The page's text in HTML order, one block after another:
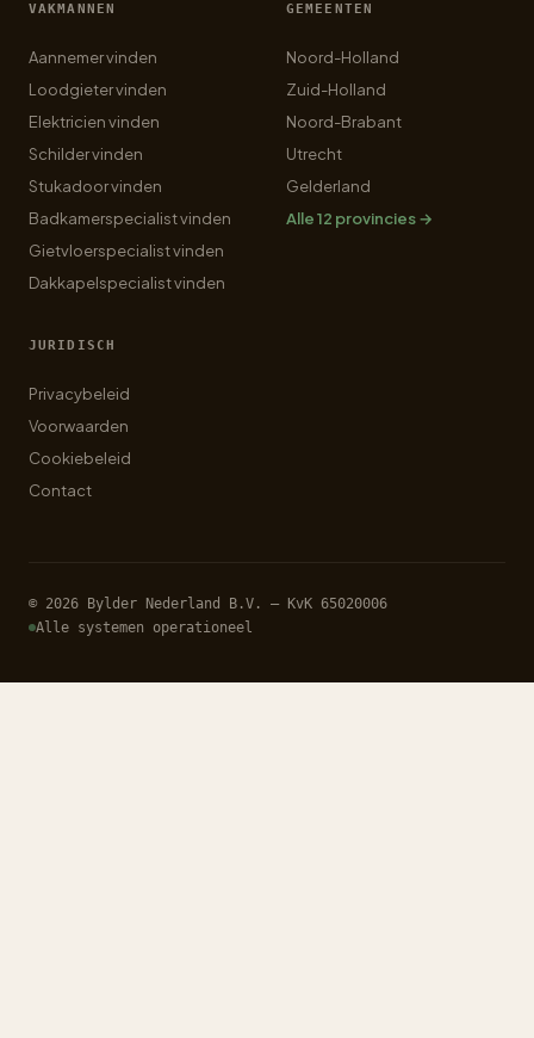
VAKMANNEN
Aannemer vinden
Loodgieter vinden
Elektricien vinden
Schilder vinden
Stukadoor vinden
Badkamerspecialist vinden
Gietvloerspecialist vinden
Dakkapelspecialist vinden
GEMEENTEN
Noord-Holland
Zuid-Holland
Noord-Brabant
Utrecht
Gelderland
Alle 12 provincies →
JURIDISCH
Privacybeleid
Voorwaarden
Cookiebeleid
Contact
© 2026 Bylder Nederland B.V. — KvK 65020006
Alle systemen operationeel